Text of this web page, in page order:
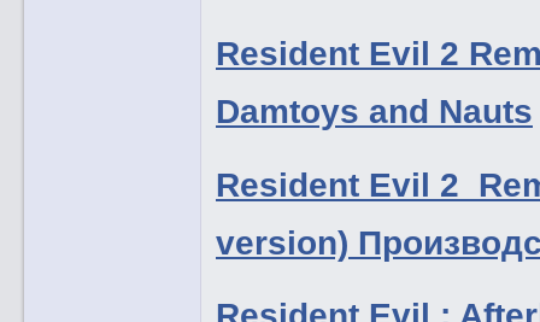
Resident Evil 2
Damtoys and Nauts
Resident Evil 2
version)